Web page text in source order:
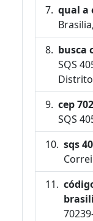
qual a
busca
SQS
cep
SQS
sqs